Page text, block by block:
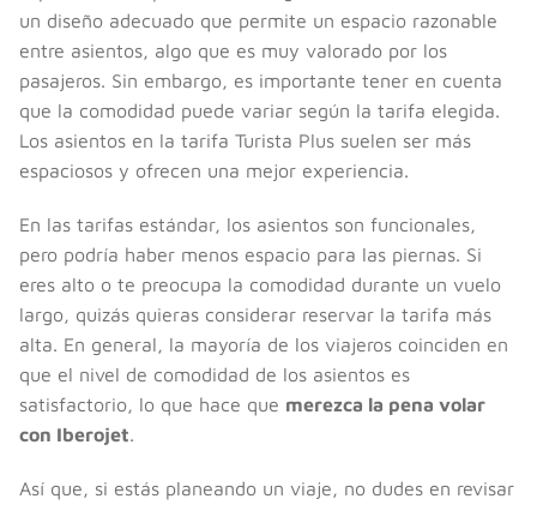
un diseño adecuado que permite un espacio razonable
entre asientos, algo que es muy valorado por los
pasajeros. Sin embargo, es importante tener en cuenta
que la comodidad puede variar según la tarifa elegida.
Los asientos en la tarifa Turista Plus suelen ser más
espaciosos y ofrecen una mejor experiencia.
En las tarifas estándar, los asientos son funcionales,
pero podría haber menos espacio para las piernas. Si
eres alto o te preocupa la comodidad durante un vuelo
largo, quizás quieras considerar reservar la tarifa más
alta. En general, la mayoría de los viajeros coinciden en
que el nivel de comodidad de los asientos es
satisfactorio, lo que hace que merezca la pena volar
con Iberojet.
Así que, si estás planeando un viaje, no dudes en revisar